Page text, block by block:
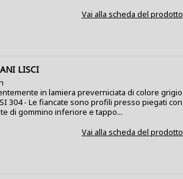
Vai alla scheda del prodotto
LISCI
in lamiera preverniciata di colore grigio
304 - Le fiancate sono profili presso piegati con
di gommino inferiore e tappo...
Vai alla scheda del prodotto